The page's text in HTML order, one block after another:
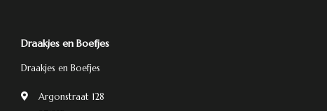
Draakjes en Boefjes
Draakjes en Boefjes
Argonstraat 128